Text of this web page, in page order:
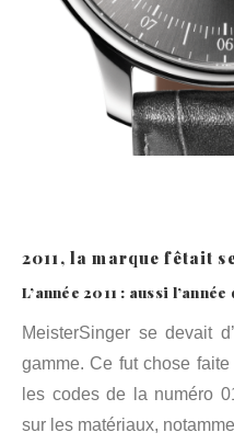
2011, la marque fêtait
L’année 2011 : aussi l’année
MeisterSinger se devait
gamme. Ce fut chose
les codes de la numéro
sur les matériaux,